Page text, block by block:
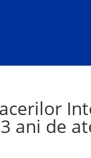
ani de